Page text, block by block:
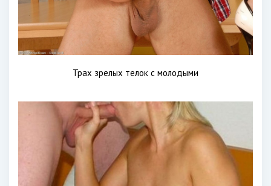
Трах зрелых телок с молодыми